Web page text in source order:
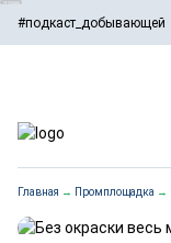
#подкаст_добывающей
Главная → Промплощадка →